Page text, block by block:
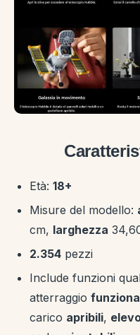
Età: 18+
Misure del modello:
cm, larghezza
2.354 pezzi
Include funzioni
atterraggio
carico apribili,